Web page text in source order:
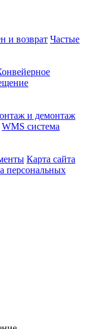
и возврат Частые
и демонтаж
WMS система
Карта сайта
персональных